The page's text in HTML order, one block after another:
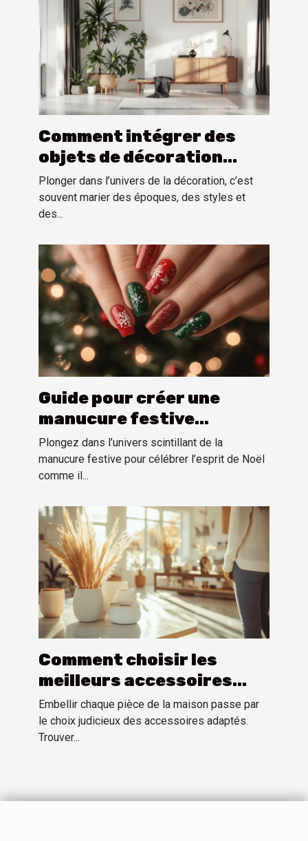
Comment intégrer des
objets de décoration
vintage américains dans
un intérieur moderne ?
Plonger dans l’univers de la décoration, c’est
souvent marier des époques, des styles et
des...
Guide pour créer une
manucure festive
inspirée par l'esprit de
Noël
Plongez dans l’univers scintillant de la
manucure festive pour célébrer l’esprit de Noël
comme il...
Comment choisir les
meilleurs accessoires
pour chaque pièce de la
maison
Embellir chaque pièce de la maison passe par
le choix judicieux des accessoires adaptés.
Trouver...